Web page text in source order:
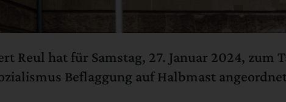
Reul hat für Samstag, 27. Januar 2024, zum
Beflaggung auf Halbmast